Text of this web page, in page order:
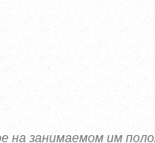
на занимаемом им